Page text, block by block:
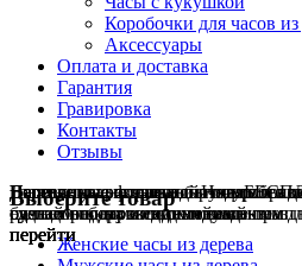
Коробочки для часов из
Аксессуары
Оплата и доставка
Гарантия
Гравировка
Контакты
Отзывы
Гравировка на часахобычная
сделай подарок индивидуальным
перейти
Деревянные флешкии ручкис
сделаем подарок эксклюзивным
перейти
Настенные резныечасы
ручная работа в единичном
перейти
Парные часыотличный подарок
на годовщину или семейный
перейти
Деревянные оправыдля очковбез
будь стильным всегда и везде
перейти
Выберите товар
Женские часы из дерева